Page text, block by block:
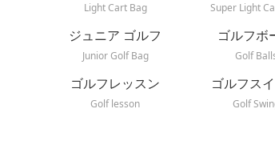
Light Cart Bag
Super Light
ジュニア ゴルフ
Junior Golf Bag
ゴルフボ
Golf
ゴルフレッスン
Golf lesson
ゴルフス
Golf